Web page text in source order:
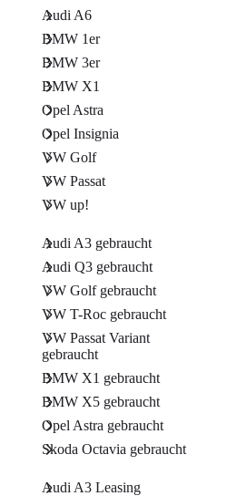
Audi A6
BMW 1er
BMW 3er
BMW X1
Opel Astra
Opel Insignia
VW Golf
VW Passat
VW up!
Audi A3 gebraucht
Audi Q3 gebraucht
VW Golf gebraucht
VW T-Roc gebraucht
VW Passat Variant
gebraucht
BMW X1 gebraucht
BMW X5 gebraucht
Opel Astra gebraucht
Skoda Octavia gebraucht
Audi A3 Leasing